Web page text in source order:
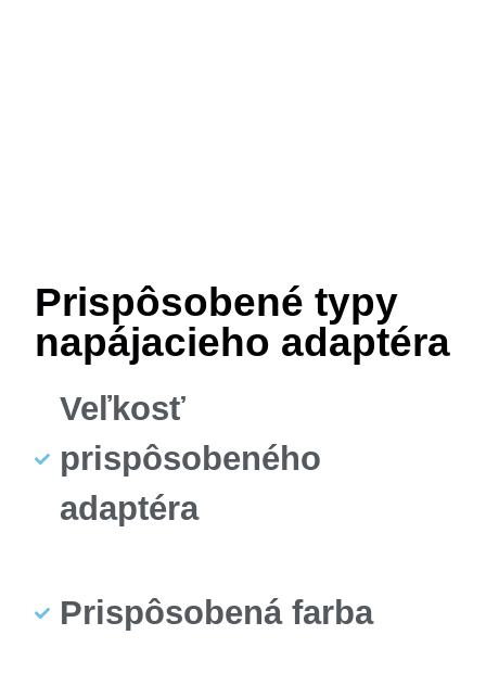
Prispôsobené typy
napájacieho adaptéra
Veľkosť
prispôsobeného
adaptéra
Prispôsobená farba